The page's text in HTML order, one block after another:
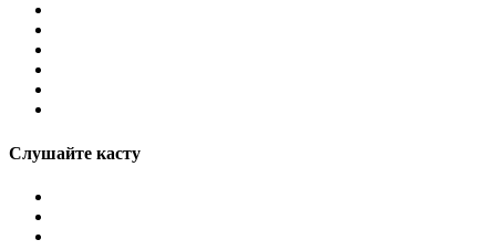
Слушайте касту